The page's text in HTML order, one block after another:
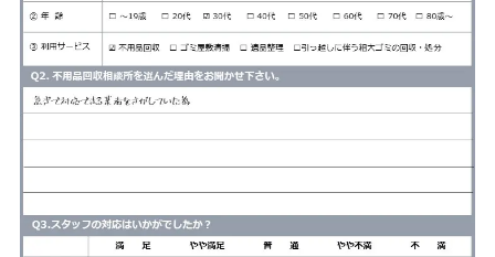
料金
対応エリア
お客様の声